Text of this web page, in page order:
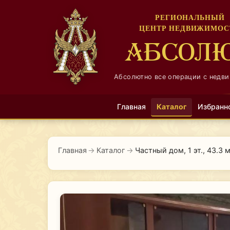
РЕГИОНАЛЬНЫЙ
ЦЕНТР
Абсолютно все операции с
Главная Каталог
Главная → Каталог → Частный дом, 1 эт., 43.3